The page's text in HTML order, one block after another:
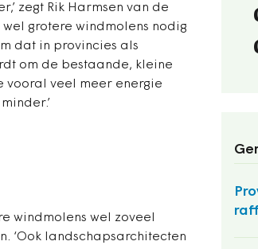
zegt Rik Harmsen van de
wel grotere windmolens nodig
dat in provincies als
om de bestaande, kleine
vooral veel meer energie
windmolens wel zoveel
‘Ook landschapsarchitecten